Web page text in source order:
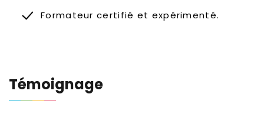
Formateur certifié et expérimenté.
Témoignage